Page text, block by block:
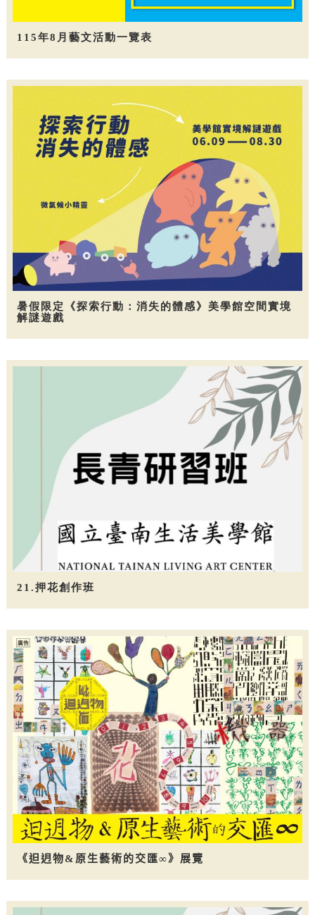
115年8月藝文活動一覽表
暑假限定《探索行動：消失的體感》美學館空間實境
解謎遊戲
21.押花創作班
《𨑨迌物&原生藝術的交匯∞》展覽